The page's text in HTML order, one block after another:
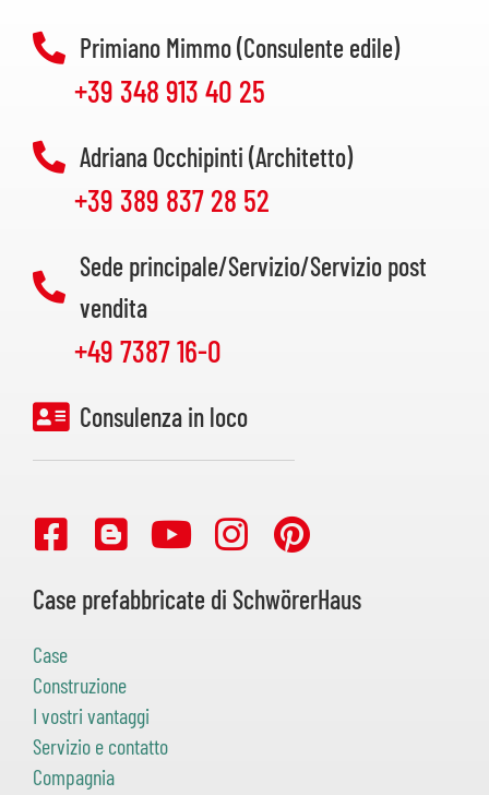
Primiano Mimmo (Consulente edile)
+39 348 913 40 25
Adriana Occhipinti (Architetto)
+39 389 837 28 52
Sede principale/Servizio/Servizio post
vendita
+49 7387 16-0
Consulenza in loco
Case prefabbricate di SchwörerHaus
Case
Construzione
I vostri vantaggi
Servizio e contatto
Compagnia